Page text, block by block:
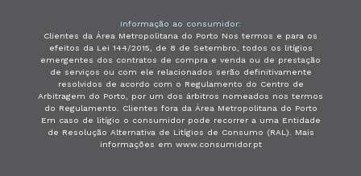
Informação ao consumidor:
Clientes da Área Metropolitana do Porto Nos termos e para os
efeitos da Lei 144/2015, de 8 de Setembro, todos os litígios
emergentes dos contratos de compra e venda ou de prestação
de serviços ou com ele relacionados serão definitivamente
resolvidos de acordo com o Regulamento do Centro de
Arbitragem do Porto, por um dos árbitros nomeados nos termos
do Regulamento. Clientes fora da Área Metropolitana do Porto
Em caso de litígio o consumidor pode recorrer a uma Entidade
de Resolução Alternativa de Litígios de Consumo (RAL). Mais
informações em www.consumidor.pt